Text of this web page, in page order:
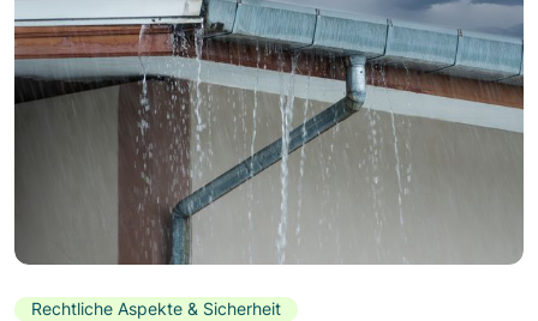
Rechtliche Aspekte & Sicherheit